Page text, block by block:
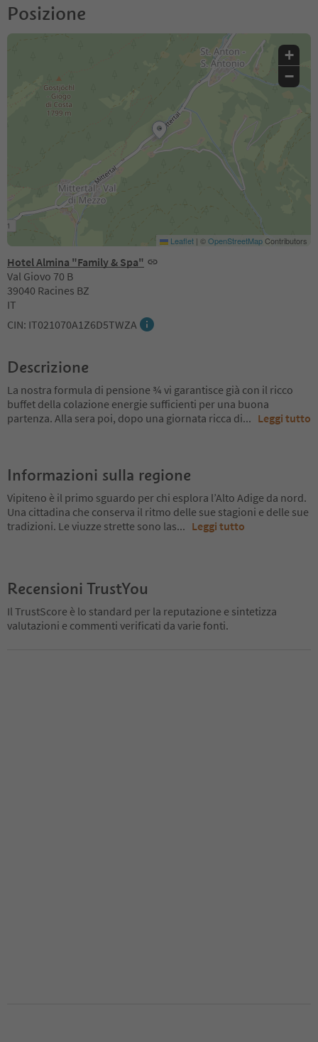
Posizione
Hotel Almina "Family & Spa"
Val Giovo 70 B
39040 Racines BZ
IT
CIN: IT021070A1Z6D5TWZA
+
−
Leaflet | ©OpenStreetMapContributors
Descrizione
La nostra formula di pensione ¾ vi garantisce già con il ricco
buffet della colazione energie sufficienti per una buona
partenza. Alla sera poi, dopo una giornata ricca di... Leggi tutto
Informazioni sulla regione
Vipiteno è il primo sguardo per chi esplora l’Alto Adige da nord.
Una cittadina che conserva il ritmo delle sue stagioni e delle sue
tradizioni. Le viuzze strette sono las... Leggi tutto
Recensioni TrustYou
Il TrustScore è lo standard per la reputazione e sintetizza
valutazioni e commenti verificati da varie fonti.